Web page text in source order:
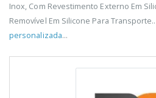
Inox, Com Revestimento Externo Em
Removível Em Silicone Para
personalizada...